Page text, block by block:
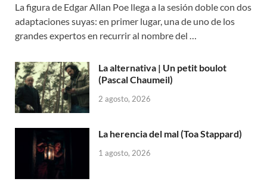
La figura de Edgar Allan Poe llega a la sesión doble con dos
adaptaciones suyas: en primer lugar, una de uno de los
grandes expertos en recurrir al nombre del …
La alternativa | Un petit boulot
(Pascal Chaumeil)
2 agosto, 2026
La herencia del mal (Toa Stappard)
1 agosto, 2026